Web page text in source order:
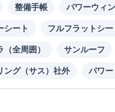
整備手帳 パワーウィ
シート フルフラットシー
（全周囲） サンルーフ
ング（サス）社外 パワー